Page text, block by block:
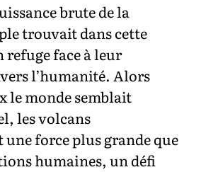
brute de la
trouvait dans cette
face à leur
l’humanité. Alors
le monde semblait
les volcans
une force plus grande que
humaines, un défi